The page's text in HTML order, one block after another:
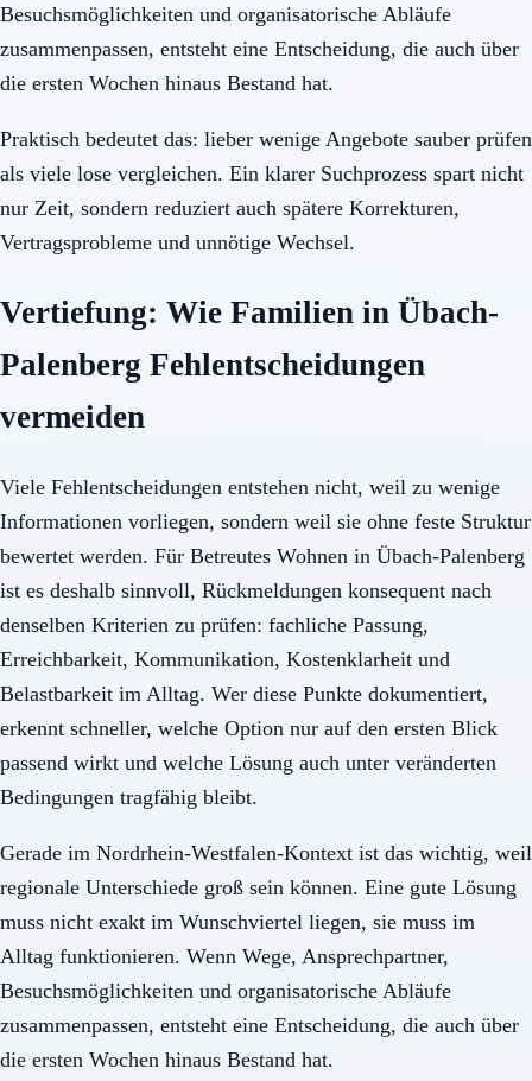
Besuchsmöglichkeiten und organisatorische Abläufe
zusammenpassen, entsteht eine Entscheidung, die auch über
die ersten Wochen hinaus Bestand hat.
Praktisch bedeutet das: lieber wenige Angebote sauber prüfen
als viele lose vergleichen. Ein klarer Suchprozess spart nicht
nur Zeit, sondern reduziert auch spätere Korrekturen,
Vertragsprobleme und unnötige Wechsel.
Vertiefung: Wie Familien in Übach-
Palenberg Fehlentscheidungen
vermeiden
Viele Fehlentscheidungen entstehen nicht, weil zu wenige
Informationen vorliegen, sondern weil sie ohne feste Struktur
bewertet werden. Für Betreutes Wohnen in Übach-Palenberg
ist es deshalb sinnvoll, Rückmeldungen konsequent nach
denselben Kriterien zu prüfen: fachliche Passung,
Erreichbarkeit, Kommunikation, Kostenklarheit und
Belastbarkeit im Alltag. Wer diese Punkte dokumentiert,
erkennt schneller, welche Option nur auf den ersten Blick
passend wirkt und welche Lösung auch unter veränderten
Bedingungen tragfähig bleibt.
Gerade im Nordrhein-Westfalen-Kontext ist das wichtig, weil
regionale Unterschiede groß sein können. Eine gute Lösung
muss nicht exakt im Wunschviertel liegen, sie muss im
Alltag funktionieren. Wenn Wege, Ansprechpartner,
Besuchsmöglichkeiten und organisatorische Abläufe
zusammenpassen, entsteht eine Entscheidung, die auch über
die ersten Wochen hinaus Bestand hat.